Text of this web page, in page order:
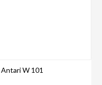
Antari W 101